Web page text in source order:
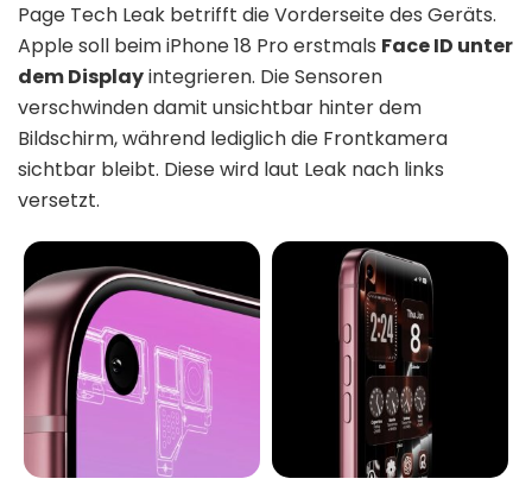
Page Tech Leak betrifft die Vorderseite des Geräts.
Apple soll beim iPhone 18 Pro erstmals Face ID unter
dem Displayintegrieren. Die Sensoren
verschwinden damit unsichtbar hinter dem
Bildschirm, während lediglich die Frontkamera
sichtbar bleibt. Diese wird laut Leak nach links
versetzt.